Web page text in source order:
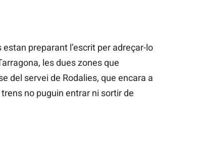
preparant l’escrit per adreçar-lo
les dues zones que
del servei de Rodalies, que encara a
no puguin entrar ni sortir de